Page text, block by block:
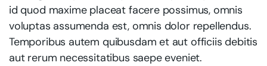
id quod maxime placeat facere possimus, omnis
voluptas assumenda est, omnis dolor repellendus.
Temporibus autem quibusdam et aut officiis debitis
aut rerum necessitatibus saepe eveniet.